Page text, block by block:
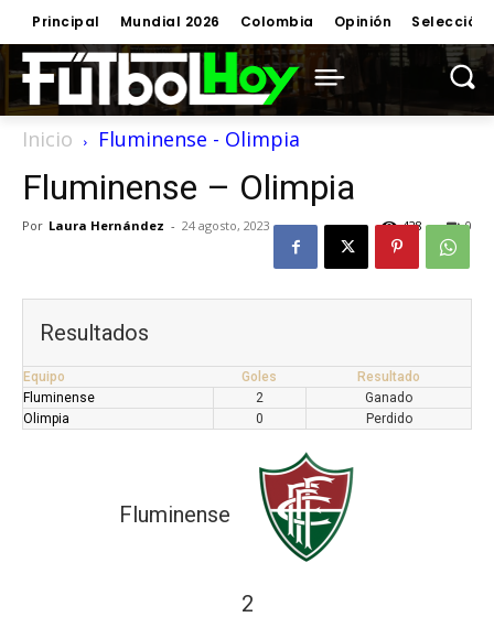
Principal Mundial 2026 Colombia Opinión Selección
Inicio Fluminense - Olimpia
Fluminense – Olimpia
Por Laura Hernández - 24 agosto, 2023 0
428
Resultados
Equipo Goles
Resultado
Fluminense
2
Ganado
Olimpia
0 Perdido
Fluminense
2